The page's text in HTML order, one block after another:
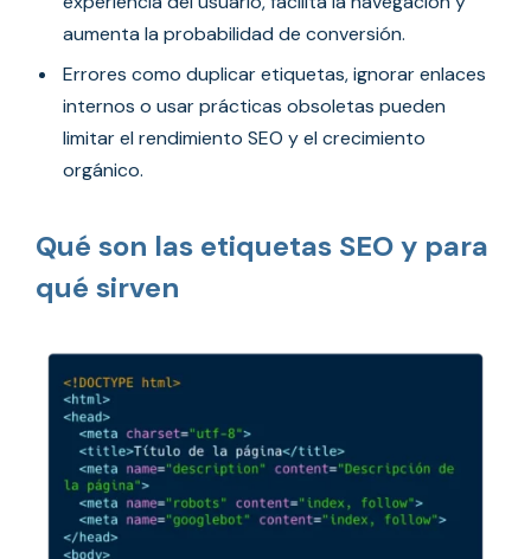
aumenta la probabilidad de conversión.
Errores como duplicar etiquetas, ignorar enlaces
internos o usar prácticas obsoletas pueden
limitar el rendimiento SEO y el crecimiento
orgánico.
Qué son las etiquetas SEO y para
qué sirven